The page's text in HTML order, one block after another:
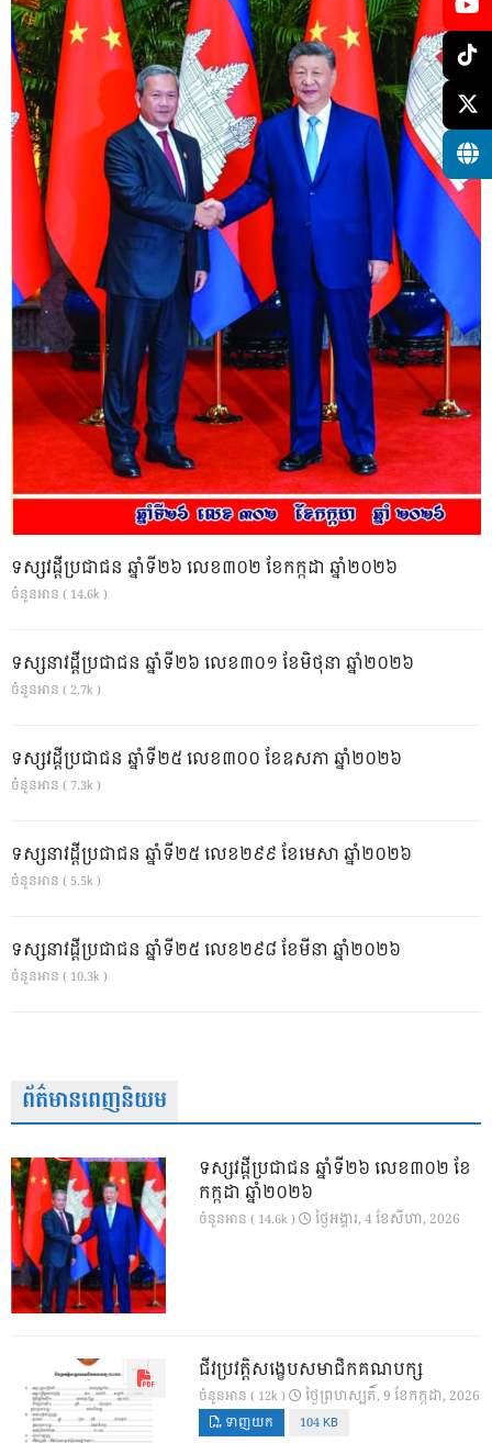
ទស្សវដ្តីប្រជាជន ឆ្នាំទី២៦ លេខ៣០២ ខែកក្កដា ឆ្នាំ២០២៦
ចំនួនអាន ( 14.6k )
ទស្សនាវដ្ដីប្រជាជន ឆ្នាំទី២៦ លេខ៣០១ ខែមិថុនា ឆ្នាំ២០២៦
ចំនួនអាន ( 2.7k )
ទស្សវដ្តីប្រជាជន ឆ្នាំទី២៥ លេខ៣០០ ខែឧសភា ឆ្នាំ២០២៦
ចំនួនអាន ( 7.3k )
ទស្សនាវដ្ដីប្រជាជន ឆ្នាំទី២៥ លេខ២៩៩ ខែមេសា ឆ្នាំ២០២៦
ចំនួនអាន ( 5.5k )
ទស្សនាវដ្ដីប្រជាជន ឆ្នាំទី២៥ លេខ២៩៨ ខែមីនា ឆ្នាំ២០២៦
ចំនួនអាន ( 10.3k )
ព័ត៌មានពេញនិយម
ទស្សវដ្តីប្រជាជន ឆ្នាំទី២៦ លេខ៣០២ ខែ
កក្កដា ឆ្នាំ២០២៦
ចំនួនអាន ( 14.6k ) ថ្ងៃ​អង្គារ, 4 ខែ​សីហា, 2026
ជីវប្រវត្តិសង្ខេបសមាជិកគណបក្ស
ចំនួនអាន ( 12k ) ថ្ងៃ​ព្រហស្បតិ៍, 9 ខែ​កក្កដា, 2026
ទាញយក 104 KB